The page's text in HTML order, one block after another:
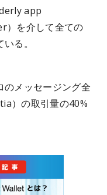
app
を介して全ての
る。
のメッセージング全
）の取引量の40%